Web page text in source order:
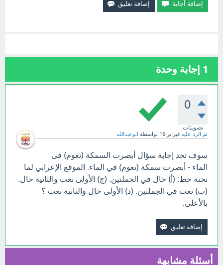
1 إجابة وحدة
0
تصويتات
تم الرد عليه فبراير 16 بواسطة ابوعبدالله
سوف تجد إجابة سؤال أبصرت السمكة (تعوم) فى
الماء - أبصرت سمكة (تعوم) في الماء. الموقع الإعرابي لما
تحته خط: (أ) حال في الجملتين. (ج) الأولى نعت والثانية حال.
(ب) نعت في الجملتين. (د) الأولى حال والثانية نعت ؟
بالأعلى.
أسئلة مشابهة